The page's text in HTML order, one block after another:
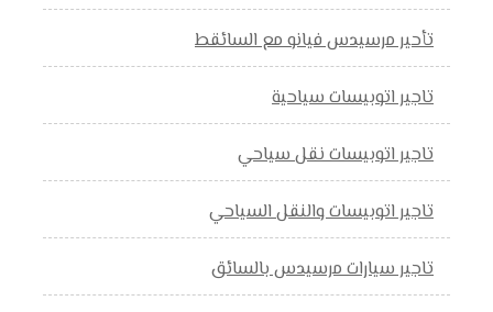
تأحير مرسيدس فيانو مع السائقط
تاجير اتوبيسات سياحية
تاجير اتوبيسات نقل سياحي
تاجير اتوبيسات والنقل السياحي
تاجير سيارات مرسيدس بالسائق